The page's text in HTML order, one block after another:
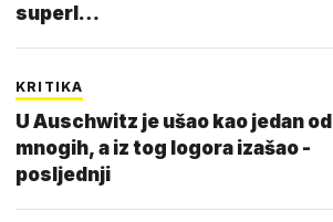
superl…
KRITIKA
U Auschwitz je ušao kao jedan od
mnogih, a iz tog logora izašao -
posljednji